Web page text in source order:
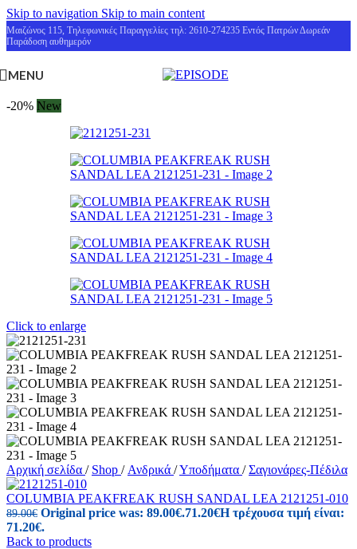
Skip to navigation Skip to main content
Μαιζώνος 115, Τηλεφωνικές Παραγγελίες τηλ: 2610-274235 Εντός Πατρών Δωρεάν
Παράδοση αυθημερόν
MENU
-20% New
Click to enlarge
Αρχική σελίδα / Shop / Ανδρικά /Υποδήματα / Σαγιονάρες-Πέδιλα
COLUMBIA PEAKFREAK RUSH SANDAL LEA 2121251-010
89.00€ Original price was: 89.00€.71.20€Η τρέχουσα τιμή είναι:
71.20€.
Back to products